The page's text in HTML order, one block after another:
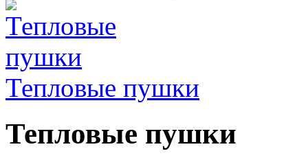
Тепловые пушки
Тепловые пушки